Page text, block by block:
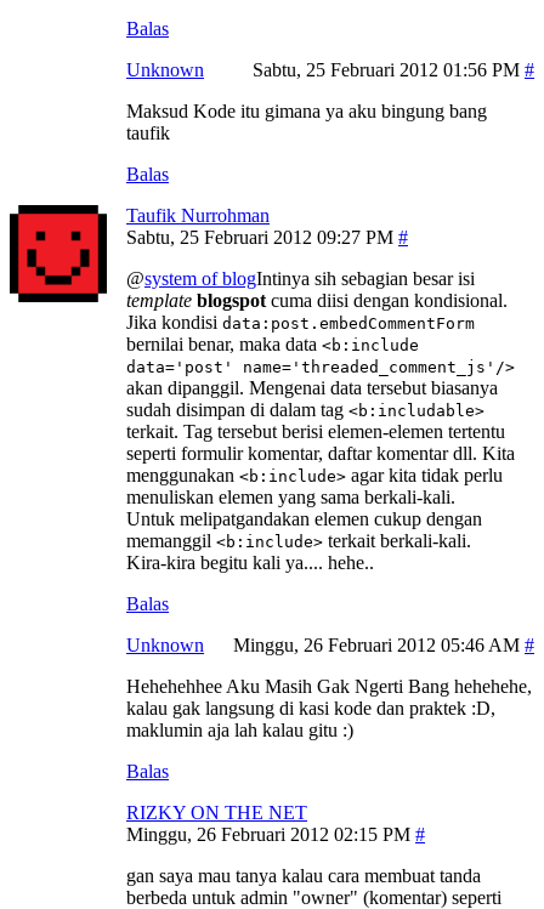
Balas
Unknown
Sabtu, 25 Februari 2012 01:56 PM
Maksud Kode itu gimana ya aku bingung bang
taufik
Balas
Taufik Nurrohman
Sabtu, 25 Februari 2012 09:27 PM
@system of blogIntinya sih sebagian besar isi
template blogspot cuma diisi dengan kondisional.
Jika kondisi data:post.embedCommentForm
bernilai benar, maka data <b:include
data='post' name='threaded_comment_js'/>
akan dipanggil. Mengenai data tersebut biasanya
sudah disimpan di dalam tag <b:includable>
terkait. Tag tersebut berisi elemen-elemen tertentu
seperti formulir komentar, daftar komentar dll. Kita
menggunakan <b:include> agar kita tidak perlu
menuliskan elemen yang sama berkali-kali.
Untuk melipatgandakan elemen cukup dengan
memanggil <b:include> terkait berkali-kali.
Kira-kira begitu kali ya.... hehe..
Balas
Unknown
Minggu, 26 Februari 2012 05:46 AM
Hehehehhee Aku Masih Gak Ngerti Bang hehehehe,
kalau gak langsung di kasi kode dan praktek :D,
maklumin aja lah kalau gitu :)
Balas
RIZKY ON THE NET
Minggu, 26 Februari 2012 02:15 PM
gan saya mau tanya kalau cara membuat tanda
berbeda untuk admin "owner" (komentar) seperti